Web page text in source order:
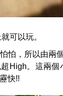
可以玩。
怕，所以由兩
High。這兩個
快!!